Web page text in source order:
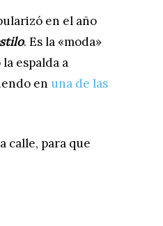
en el año
. Es la «moda»
espalda a
en una de las
calle, para que